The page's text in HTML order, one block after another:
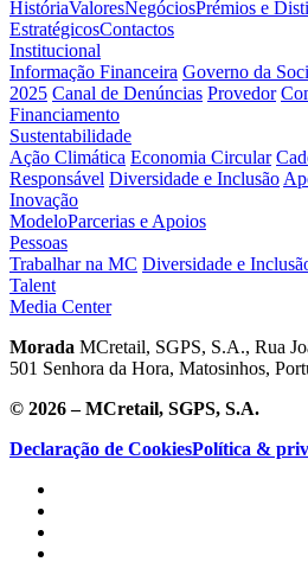
HistóriaValoresNegóciosPrémios e
EstratégicosContactos
Institucional
Informação Financeira Governo da
2025 Canal de Denúncias Provedor
Financiamento
Sustentabilidade
Ação Climática Economia Circular
Responsável Diversidade e Inclusão
Inovação
ModeloParcerias e Apoios
Pessoas
Trabalhar na MC Diversidade e
Talent
Media Center
Morada MCretail, SGPS, S.A., Rua
501 Senhora da Hora, Matosinhos,
© 2026 – MCretail, SGPS, S.A.
Declaração de CookiesPolítica &